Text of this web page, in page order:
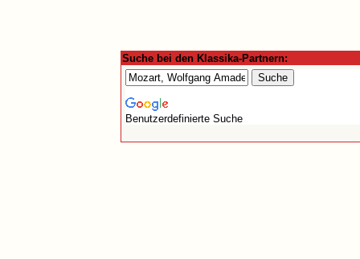
Suche bei den Klassika-Partnern:
Benutzerdefinierte Suche